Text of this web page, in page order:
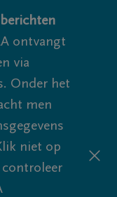
ontvangt
via
Onder het
men
niet op